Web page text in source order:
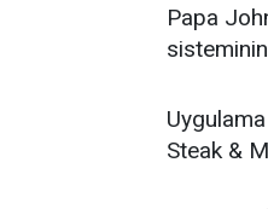
Papa
Steak &